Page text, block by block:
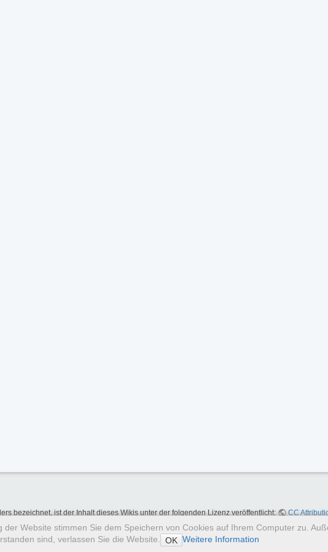
Website stimmen Sie dem Speichern von Cookies auf Ihrem Computer zu.
sind, verlassen Sie die Website. OK Weitere Information
bezeichnet, ist der Inhalt dieses Wikis unter der folgenden Lizenz veröffentlicht: CC